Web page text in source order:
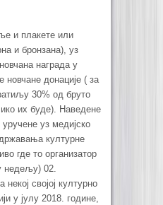
и плакете или
и бронзана), уз
награда у
новчане донације ( за
30% од бруто
их буде). Наведене
уз медијско
културне
где то организатор
недељу) 02.
својој културно
у јулу 2018. године,